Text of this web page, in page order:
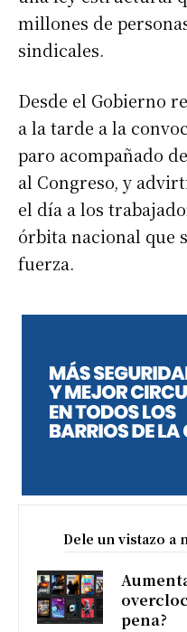
millones de
sindicales.
Desde el Gobierno
a la tarde a la
paro acompañado
al Congreso, y
el día a los
órbita nacional que
fuerza.
Dele un vistazo a
pena?